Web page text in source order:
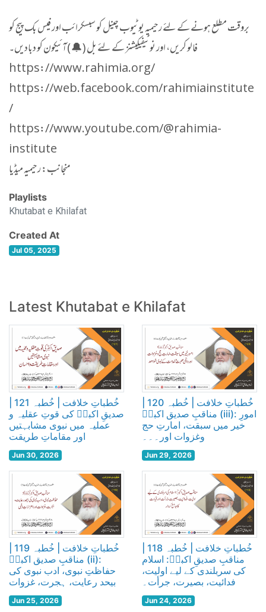
بروقت مطلع ہونے کے لئے رحیمیہ یوٹیوب چینل کو سبسکرائب اور فیس بک پیج کو
فالو کریں، اور نوٹیفیکیشنز کے لئے بل (🔔) آئیکون کو دبادیں۔
https://www.rahimia.org/
https://web.facebook.com/rahimiainstitute
/
https://www.youtube.com/@rahimia-
institute
منجانب: رحیمیہ میڈیا
Playlists
Khutabat e Khilafat
Created At
Jul 05, 2025
Latest Khutabat e Khilafat
صدیقِ اکبرؓ کی قوتِ عقلیہ و
عملیہ میں نبوی مشابہتیں
اور مقاماتِ طریقت
Jun 30, 2026
مناقبِ صدیق اکبرؓ (iii): امورِ
خیر میں سبقت، امارتِ حج
وغزوات اور۔۔۔
Jun 29, 2026
مناقبِ صدیق اکبرؓ (ii):
حفاظتِ نبوی، ادب نبوی کی
بیحد رعایت، ہجرت، غزوات
Jun 25, 2026
مناقبِ صدیقِ اکبرؓ: اسلام
کی سربلندی کے لیے اولیت،
فدائیت، بصیرت، جرأت۔
Jun 24, 2026